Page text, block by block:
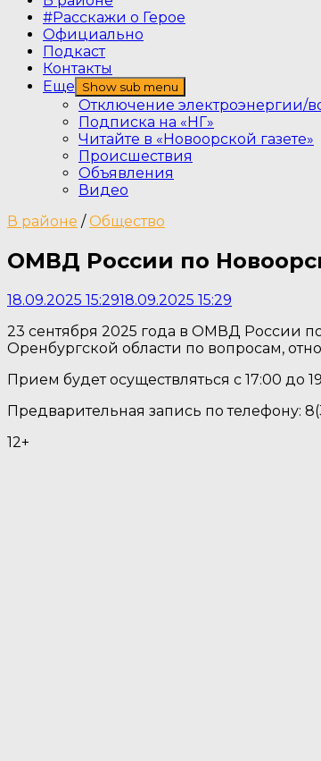
#Расскажи о Герое
Официально
Подкаст
Контакты
Еще
Show sub menu
Отключение электроэнергии/
Подписка на «НГ»
Читайте в «Новоорской газете»
Происшествия
Объявления
Видео
В районе /Общество
ОМВД России по
18.09.2025 15:2918.09.2025 15:29
23 сентября 2025 года в ОМВД России
Оренбургской области по вопросам,
Прием будет осуществляться с 17:00 до
Предварительная запись по телефону:
12+